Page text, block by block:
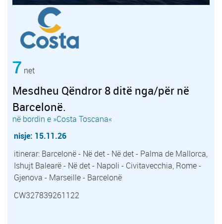
7 net
Mesdheu Qëndror 8 ditë nga/për në
Barcelonë.
në bordin e »Costa Toscana«
nisje: 15.11.26
itinerar: Barcelonë - Në det - Në det - Palma de Mallorca,
Ishujt Balearë - Në det - Napoli - Civitavecchia, Rome -
Gjenova - Marseille - Barcelonë
CW327839261122